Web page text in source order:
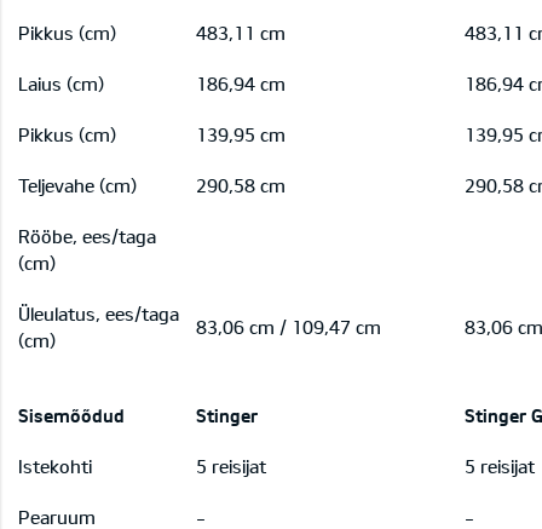
Pikkus (cm) 483,11 cm 483,11
Laius (cm) 186,94 cm 186,94
Pikkus (cm) 139,95 cm 139,95
Teljevahe (cm) 290,58 cm 290,58
Rööbe, ees/taga
(cm)
Üleulatus, ees/taga
(cm)
83,06 cm / 109,47 cm 83,06
Sisemõõdud Stinger Stinger
Istekohti 5 reisijat 5 reisijat
Pearuum - -